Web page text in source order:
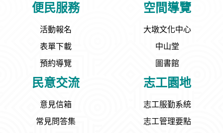
便民服務
活動報名
表單下載
預約導覽
空間導覽
大墩文化中心
中山堂
圖書館
民意交流
意見信箱
常見問答集
志工園地
志工服勤系統
志工管理要點